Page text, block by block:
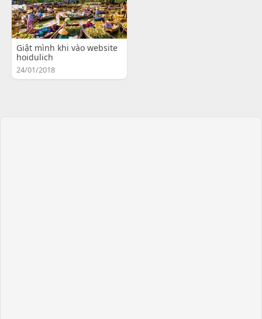
Giật mình khi vào website
hoidulich
24/01/2018